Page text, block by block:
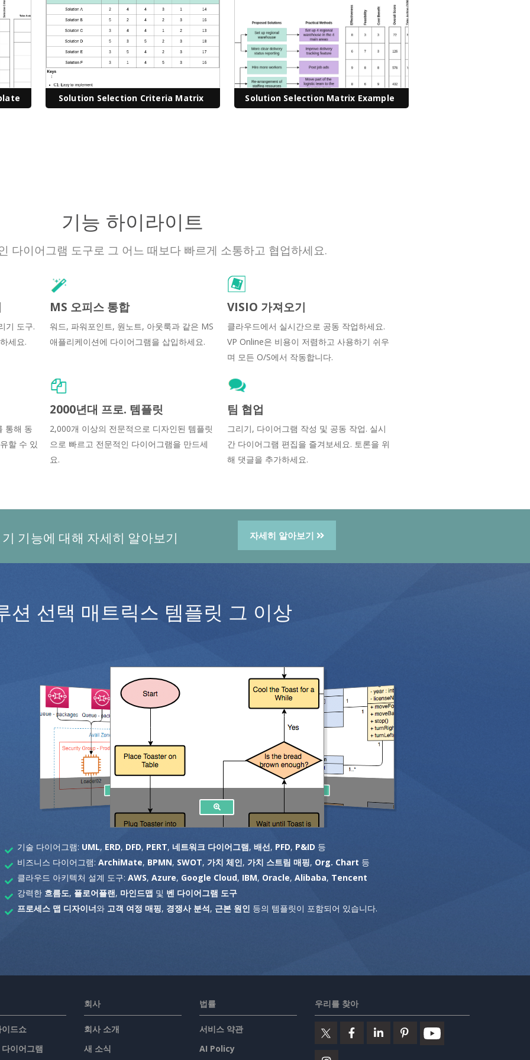
Solution Selection Criteria Matrix Solution Selection Matrix Example
기능 하이라이트
다이어그램 도구로 그 어느 때보다 빠르게 소통하고 협업하세요.
기 도구.
세요.
MS 오피스 통합
워드, 파워포인트, 원노트, 아웃룩과 같은 MS
애플리케이션에 다이어그램을 삽입하세요.
VISIO 가져오기
클라우드에서 실시간으로 공동 작업하세요.
VP Online은 비용이 저렴하고 사용하기 쉬우
며 모든 O/S에서 작동합니다.
통해 동
할 수 있
2000년대 프로. 템플릿
2,000개 이상의 전문적으로 디자인된 템플릿
으로 빠르고 전문적인 다이어그램을 만드세
요.
팀 협업
그리기, 다이어그램 작성 및 공동 작업. 실시
간 다이어그램 편집을 즐겨보세요. 토론을 위
해 댓글을 추가하세요.
기능에 대해 자세히 알아보기 자세히 알아보기
션 선택 매트릭스 템플릿 그 이상
기술 다이어그램: UML, ERD, DFD, PERT, 네트워크 다이어그램, 배선, PFD, P&ID 등
비즈니스 다이어그램: ArchiMate, BPMN, SWOT, 가치 체인, 가치 스트림 매핑, Org. Chart 등
클라우드 아키텍처 설계 도구: AWS, Azure, Google Cloud, IBM, Oracle, Alibaba, Tencent
강력한 흐름도, 플로어플랜, 마인드맵 및 벤 다이어그램 도구
프로세스 맵 디자이너와 고객 여정 매핑, 경쟁사 분석, 근본 원인 등의 템플릿이 포함되어 있습니다.
드쇼
이어그램
회사
회사 소개
새 소식
법률
서비스 약관
AI Policy
우리를 찾아